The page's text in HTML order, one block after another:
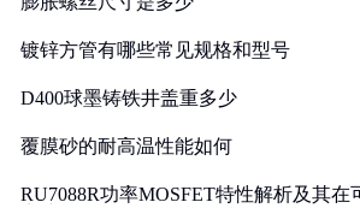
镀锌方管有哪些常见规格和型号
D400球墨铸铁井盖重多少
覆膜砂的耐高温性能如何
RU7088R功率MOSFET特性解析及其在